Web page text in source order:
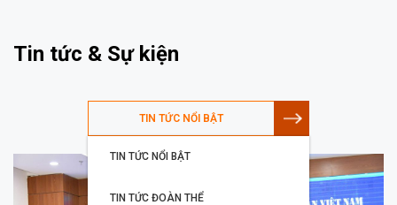
Tin tức & Sự kiện
TIN TỨC NỔI BẬT
TIN TỨC NỔI BẬT
TIN TỨC ĐOÀN THỂ